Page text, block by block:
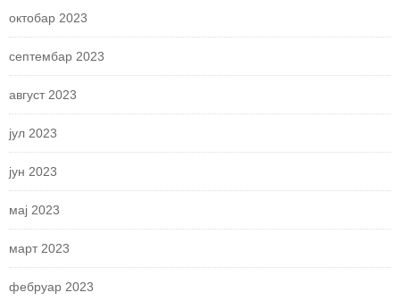
октобар 2023
септембар 2023
август 2023
јул 2023
јун 2023
мај 2023
март 2023
фебруар 2023